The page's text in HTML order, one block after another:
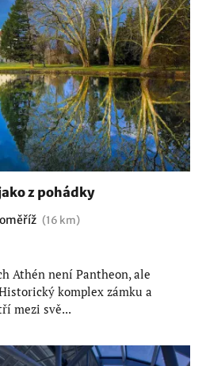
z pohádky
(16 km)
Athén není Pantheon, ale
komplex zámku a
mezi svě...